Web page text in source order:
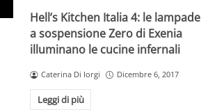
Hell’s Kitchen Italia 4: le lampade
a sospensione Zero di Exenia
illuminano le cucine infernali
Caterina Di Iorgi Dicembre 6, 2017
Leggi di più